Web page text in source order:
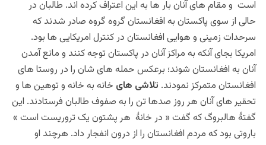
است و مقام های آنان بار ها به این اعتراف کرده اند. طالبان در
حالی از سوی پاکستان به افغانستان گروه گروه صادر شدند که
سرحدات زمینی و هوایی افغانستان در کنترل امریکایی ها بود.
امریکا بجای آنکه به مراکز آنان در پاکستان توجه کنند و مانع آمدن
آنان به افغانستان شوند؛ برعکس حمله های شان را در روستا های
افغانستان متمرکز نمودند. تلاشی های خانه به خانه و توهین ها و
تحقیر های آنان هر روز صدها تن را به صفوف طالبان فرستادند. این
گفتۀ هالبروگ که گفت « در خانۀ هر پشتون یک تروریست است »
باروتی بود که مردم افغانستان را از درون انفجار داد. هرچند او